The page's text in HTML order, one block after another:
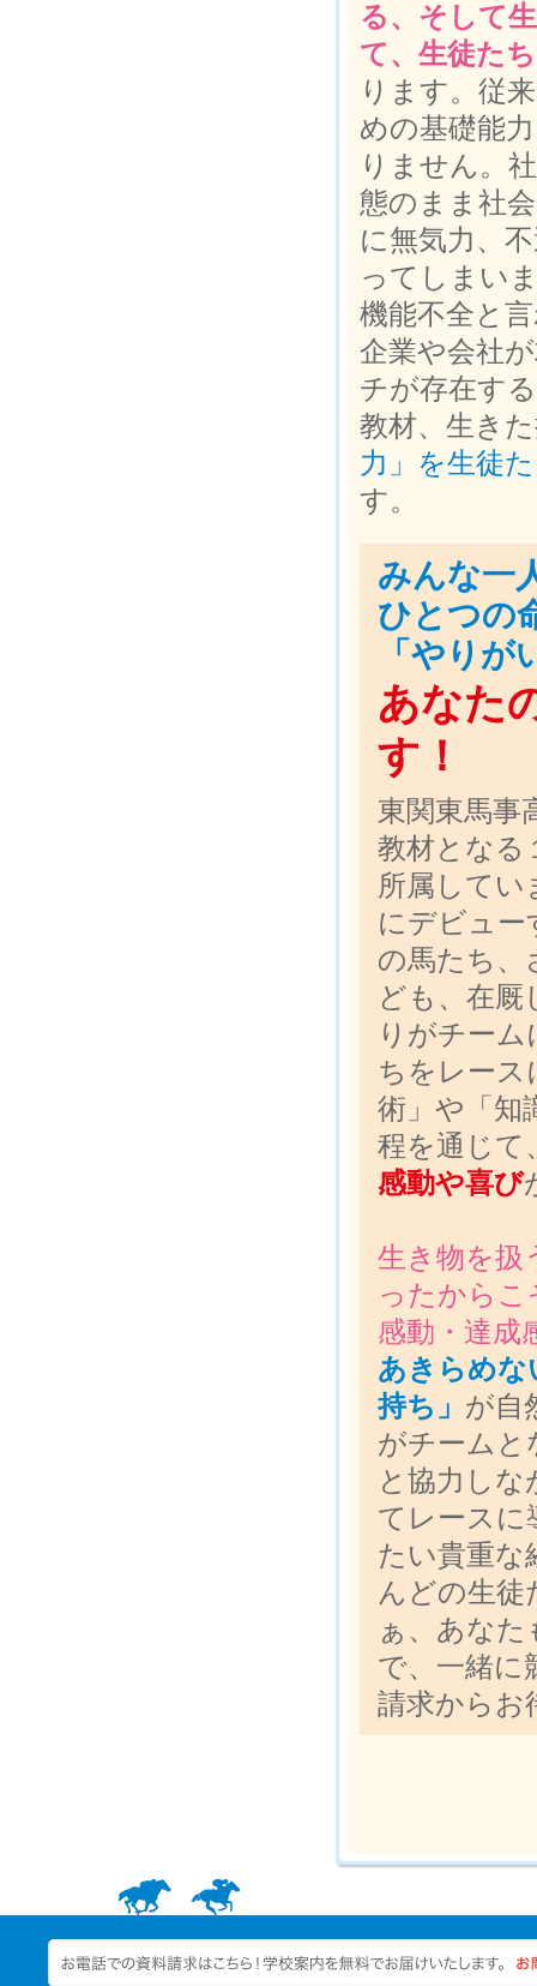
る、そして
て、生徒た
ります。従
めの基礎能
りません。
態のまま社
に無気力、
ってしまい
機能不全と
企業や会社
チが存在す
教材、生き
力」を生徒
す。
みんな一
ひとつの
「やりが
あなた
す！
東関東馬事
教材となる
所属してい
にデビュー
の馬たち、
ども、在厩
りがチー
ちをレース
術」や「知
程を通じて
感動や喜び
生き物を扱
ったから
感動・達成
あきらめな
持ち」 が自
がチームと
と協力し
てレースに
たい貴重な
んどの生徒
ぁ、あなた
で、一緒に
請求からお